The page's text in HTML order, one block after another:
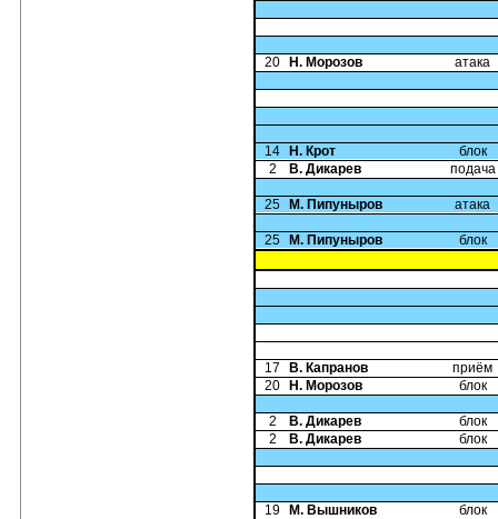
20 Н. Морозов атака
14 Н. Крот
блок
2
В. Дикарев подача
25 М. Пипуныров атака
25 М. Пипуныров блок
17 В. Капранов
приём
20
Н. Морозов блок
2 В. Дикарев
блок
2
В. Дикарев блок
19 М. Вышников
блок